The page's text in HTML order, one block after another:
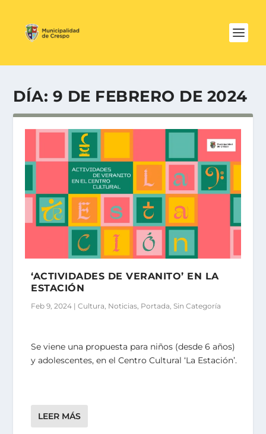
DÍA: 9 DE FEBRERO DE 2024
‘ACTIVIDADES DE VERANITO’ EN LA
ESTACIÓN
Feb 9, 2024 |Cultura Noticias Portada ,Sin Categoría
Se viene una propuesta para niños (desde 6 años)
y adolescentes, en el Centro Cultural ‘La Estación’.
LEER MÁS